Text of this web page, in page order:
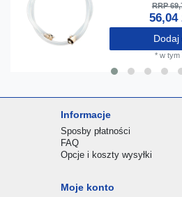
RRP
56,04
Dodaj
* w tym
Informacje
Sposby płatności
FAQ
Opcje i koszty wysyłki
Moje konto